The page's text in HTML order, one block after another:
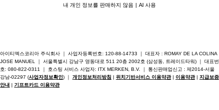
내 개인 정보를 판매하지 않음 AI 사용
아이티엑스코리아 주식회사 ｜ 사업자등록번호: 120-88-14733 ｜ 대표자 : ROMAY DE LA COLINA
JOSE MANUEL ｜ 서울특별시 강남구 영동대로 511 20층 2002호 (삼성동, 트레이드타워) ｜ 대표번
호: 080-822-0311 ｜ 호스팅 서비스 사업자: ITX MERKEN, B.V. ｜ 통신판매업신고 : 제2014-서울
강남-02297 (사업자정보확인) ｜ 개인정보처리방침 | 위치기반서비스 이용약관 | 이용약관 | 지급보증
안내 | 기프트카드 이용약관